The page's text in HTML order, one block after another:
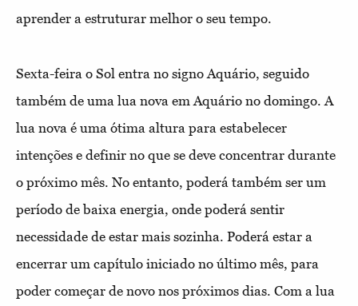
aprender a estruturar melhor o seu tempo.
Sexta-feira o Sol entra no signo Aquário, seguido
também de uma lua nova em Aquário no domingo. A
lua nova é uma ótima altura para estabelecer
intenções e definir no que se deve concentrar durante
o próximo mês. No entanto, poderá também ser um
período de baixa energia, onde poderá sentir
necessidade de estar mais sozinha. Poderá estar a
encerrar um capítulo iniciado no último mês, para
poder começar de novo nos próximos dias. Com a lua